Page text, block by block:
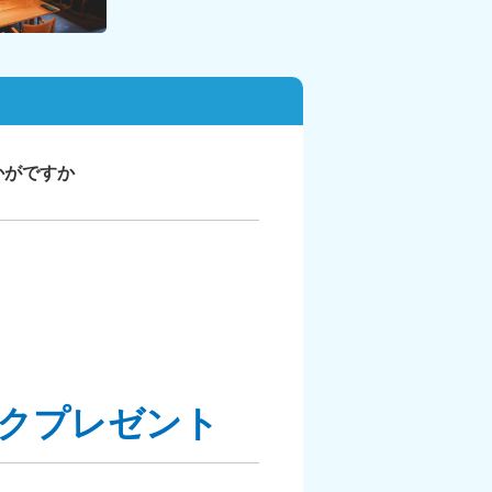
がですか
プレゼント